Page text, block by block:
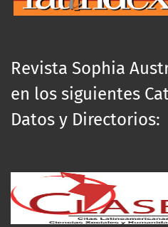
Revista Sophia
en los siguientes
Datos y Directorios: